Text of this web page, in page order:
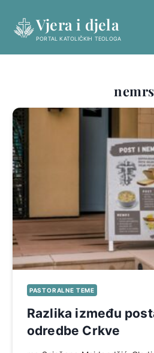
content
Vjera i djela
PORTAL KATOLIČKIH TEOLOGA
nemrs
PASTORALNE TEME
Razlika između
odredbe Crkve